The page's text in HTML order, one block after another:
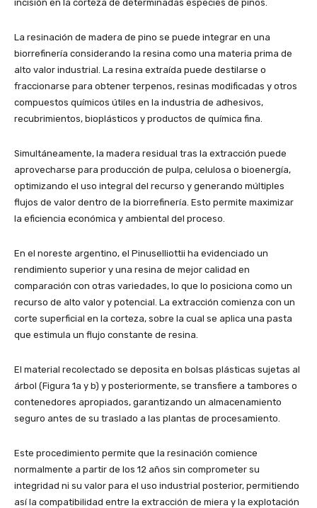
incisión en la corteza de determinadas especies de pinos.
La resinación de madera de pino se puede integrar en una
biorrefinería considerando la resina como una materia prima de
alto valor industrial. La resina extraída puede destilarse o
fraccionarse para obtener terpenos, resinas modificadas y otros
compuestos químicos útiles en la industria de adhesivos,
recubrimientos, bioplásticos y productos de química fina.
Simultáneamente, la madera residual tras la extracción puede
aprovecharse para producción de pulpa, celulosa o bioenergía,
optimizando el uso integral del recurso y generando múltiples
flujos de valor dentro de la biorrefinería. Esto permite maximizar
la eficiencia económica y ambiental del proceso.
En el noreste argentino, el Pinuselliottii ha evidenciado un
rendimiento superior y una resina de mejor calidad en
comparación con otras variedades, lo que lo posiciona como un
recurso de alto valor y potencial. La extracción comienza con un
corte superficial en la corteza, sobre la cual se aplica una pasta
que estimula un flujo constante de resina.
El material recolectado se deposita en bolsas plásticas sujetas al
árbol (Figura 1a y b) y posteriormente, se transfiere a tambores o
contenedores apropiados, garantizando un almacenamiento
seguro antes de su traslado a las plantas de procesamiento.
Este procedimiento permite que la resinación comience
normalmente a partir de los 12 años sin comprometer su
integridad ni su valor para el uso industrial posterior, permitiendo
así la compatibilidad entre la extracción de miera y la explotación